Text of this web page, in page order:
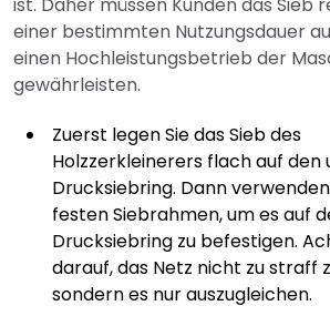
ist. Daher müssen Kunden das Sieb
einer bestimmten Nutzungsdauer
einen Hochleistungsbetrieb der
gewährleisten.
Zuerst legen Sie das Sieb des
Holzzerkleinerers flach auf den
Drucksiebring. Dann
festen Siebrahmen, um es auf
Drucksiebring zu befestigen.
darauf, das Netz nicht zu straff
sondern es nur auszugleichen.